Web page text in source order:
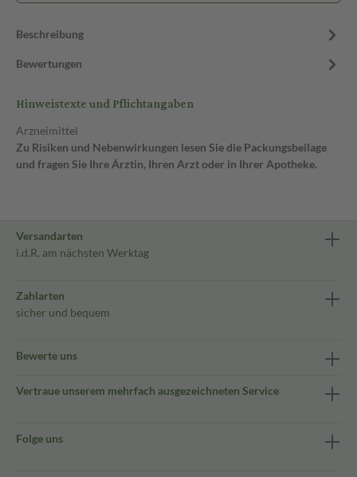
Beschreibung
Bewertungen
Hinweistexte und Pflichtangaben
Arzneimittel
Zu Risiken und Nebenwirkungen lesen Sie die Packungsbeilage
und fragen Sie Ihre Ärztin, Ihren Arzt oder in Ihrer Apotheke.
Versandarten
i.d.R. am nächsten Werktag
Zahlarten
sicher und bequem
Bewerte uns
Vertraue unserem mehrfach ausgezeichneten Service
Folge uns